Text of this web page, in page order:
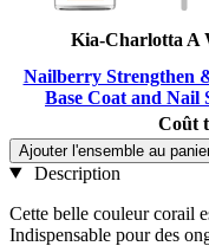
Kia-Charlotta A
Nailberry Strengthen
Base Coat and Nail
Coût
Ajouter l'ensemble au
Description
Cette belle couleur corail
Indispensable pour des